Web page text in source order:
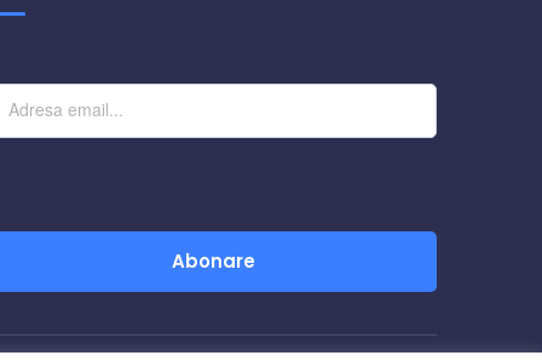
Abonare